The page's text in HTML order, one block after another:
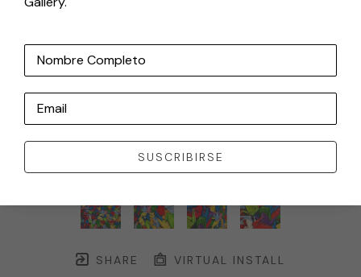
SHARE VIRTUAL INSTALL
Nombre Completo
Email
SUSCRIBIRSE